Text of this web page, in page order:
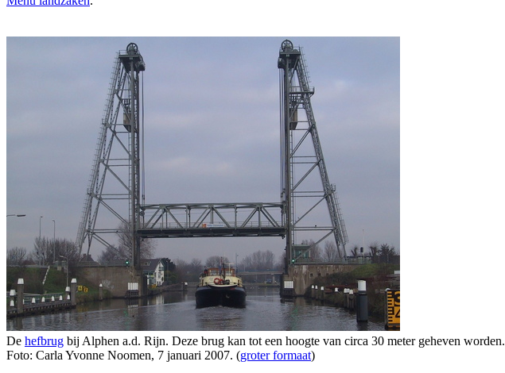
De hefbrug bij Alphen a.d. Rijn. Deze brug kan tot een hoogte van circa 30 meter geheven worden.
Foto: Carla Yvonne Noomen, 7 januari 2007. (groter formaat)